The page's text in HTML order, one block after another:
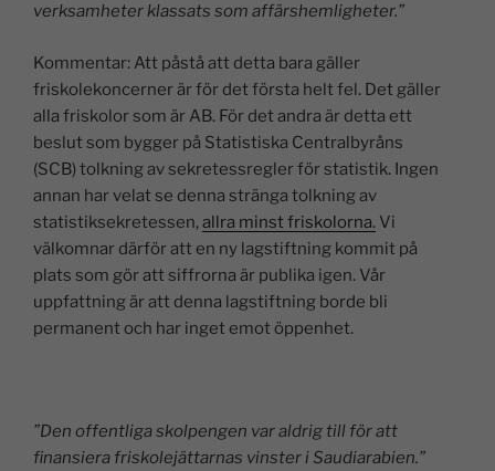
verksamheter klassats som affärshemligheter.”
Kommentar: Att påstå att detta bara gäller
friskolekoncerner är för det första helt fel. Det gäller
alla friskolor som är AB. För det andra är detta ett
beslut som bygger på Statistiska Centralbyråns
(SCB) tolkning av sekretessregler för statistik. Ingen
annan har velat se denna stränga tolkning av
statistiksekretessen,allra minst friskolorna. Vi
välkomnar därför att en ny lagstiftning kommit på
plats som gör att siffrorna är publika igen. Vår
uppfattning är att denna lagstiftning borde bli
permanent och har inget emot öppenhet.
”Den offentliga skolpengen var aldrig till för att
finansiera friskolejättarnas vinster i Saudiarabien.”